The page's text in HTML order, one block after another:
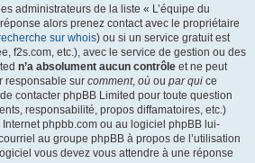
administrateurs de la liste « L’équipe du
alors prenez contact avec le propriétaire
sur whois) ou si un service gratuit est
f2s.com, etc.), avec le service de gestion ou des
n’a absolument aucun contrôle et ne peut
responsable sur comment, où ou par qui ce
contacter phpBB Limited pour toute question
responsabilité, propos diffamatoires, etc.)
Internet phpbb.com ou au logiciel phpBB lui-
au groupe phpBB à propos de l’utilisation
vous devez vous attendre à une réponse